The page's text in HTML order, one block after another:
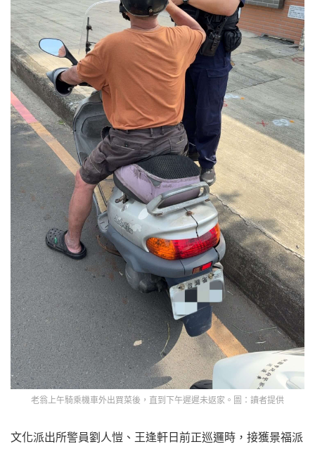
老翁上午騎乘機車外出買菜後，直到下午遲遲未返家。圖：讀者提供
文化派出所警員劉人愷、王逢軒日前正巡邏時，接獲景福派